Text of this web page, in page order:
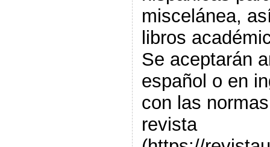
miscelánea,
libros
Se aceptarán
español o en
con las
revista